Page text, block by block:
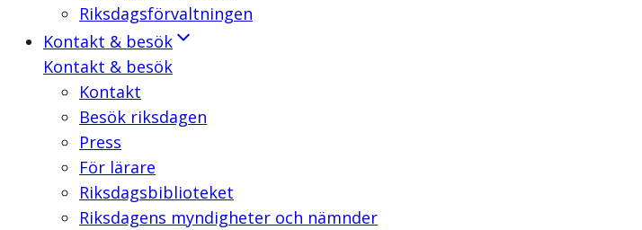
Riksdagsförvaltningen
Kontakt & besök
Kontakt & besök
Kontakt
Besök riksdagen
Press
För lärare
Riksdagsbiblioteket
Riksdagens myndigheter och nämnder